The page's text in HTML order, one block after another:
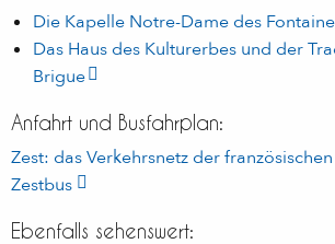
Die Kapelle Notre-Dame des
Das Haus des Kulturerbes und der
Brigue
Anfahrt und Busfahrplan:
Zest: das Verkehrsnetz der
Zestbus
Ebenfalls sehenswert: